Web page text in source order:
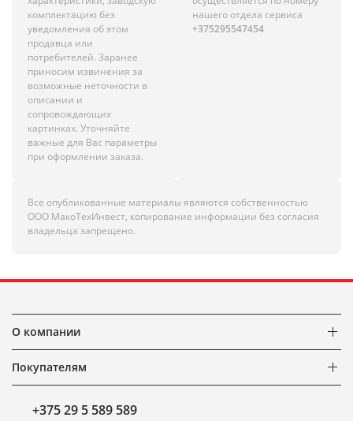
комплектацию без
уведомления об этом
продавца или
потребителей. Заранее
приносим извинения за
возможные неточности в
описании и
сопровождающих
картинках. Уточняйте
важные для Вас параметры
при оформлении заказа.
нашего отдела сервиса
+375295547454
Все опубликованные материалы являются собственностью
ООО МакоТехИнвест, копирование информации без согласия
владельца запрещено.
О компании
Покупателям
+375 29 5 589 589